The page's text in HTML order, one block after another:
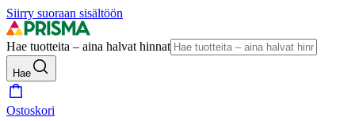
Siirry suoraan sisältöön
Hae tuotteita – aina halvat hinnat
Hae
Ostoskori